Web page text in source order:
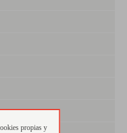
propias y